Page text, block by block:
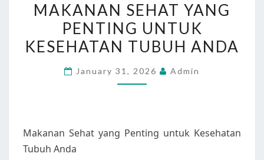
SEHAT
YANG
PENTING
KESEHATAN
MAKANAN SEHAT YANG
PENTING UNTUK
KESEHATAN TUBUH ANDA
January 31, 2026 Admin
Makanan Sehat yang Penting untuk Kesehatan
Tubuh Anda